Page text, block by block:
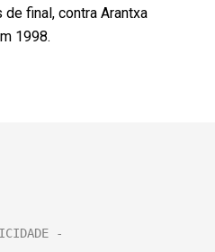
de final, contra Arantxa
1998.